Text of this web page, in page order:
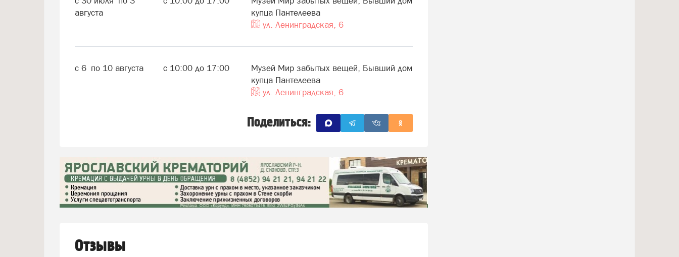
августа
купца Пантелеева
ул. Ленинградская, 6
с 6 по 10 августа с 10:00до 17:00
Музей Мир забытых вещей, Бывший дом
купца Пантелеева
ул. Ленинградская, 6
Поделиться:
Отзывы